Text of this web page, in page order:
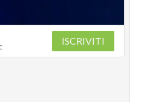
ISCRIVITI